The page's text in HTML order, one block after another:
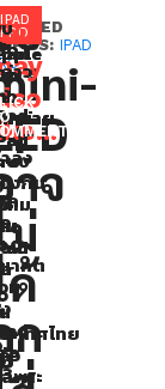
IPAD
PROอ
าจ
ม่
ด้
ก
ปี
ด
า
อม
ด
าว
ลัง
ด
าคต
ม
บบ
งกัน
าม
น
น
ด
ง
หน่าย
ะ
ด
ง
หน่าย
ะ
ะเทศไทย
ว
พาะ
IPAD